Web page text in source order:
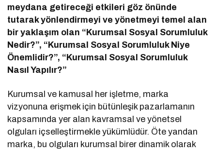
meydana getireceği etkileri göz önünde
tutarak yönlendirmeyi ve yönetmeyi temel alan
bir yaklaşım olan “Kurumsal Sosyal Sorumluluk
Nedir?”, “Kurumsal Sosyal Sorumluluk Niye
Önemlidir?”, “Kurumsal Sosyal Sorumluluk
Nasıl Yapılır?”
Kurumsal ve kamusal her işletme, marka
vizyonuna erişmek için bütünleşik pazarlamanın
kapsamında yer alan kavramsal ve yönetsel
olguları içselleştirmekle yükümlüdür. Öte yandan
marka, bu olguları kurumsal birer dinamik olarak